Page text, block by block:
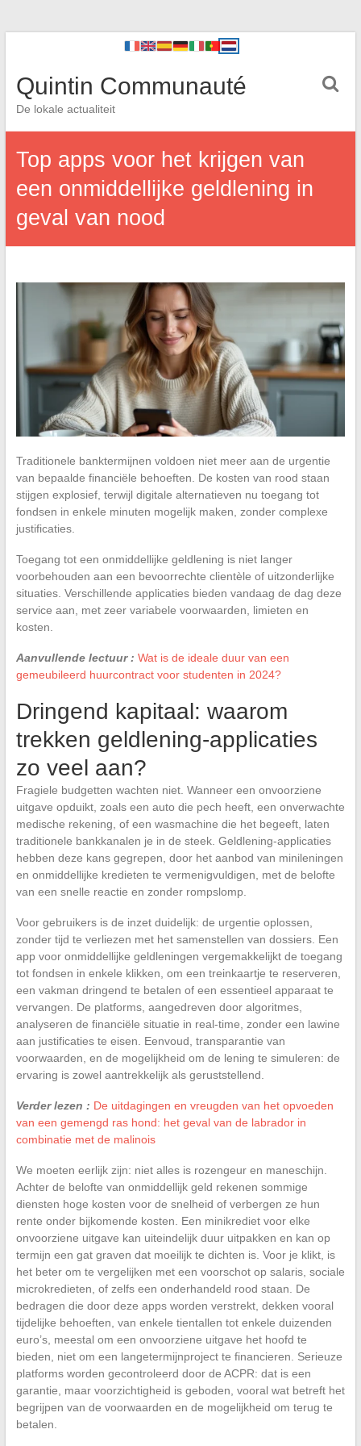
Quintin Communauté
De lokale actualiteit
Top apps voor het krijgen van
een onmiddellijke geldlening in
geval van nood
Traditionele banktermijnen voldoen niet meer aan de urgentie
van bepaalde financiële behoeften. De kosten van rood staan
stijgen explosief, terwijl digitale alternatieven nu toegang tot
fondsen in enkele minuten mogelijk maken, zonder complexe
justificaties.
Toegang tot een onmiddellijke geldlening is niet langer
voorbehouden aan een bevoorrechte clientèle of uitzonderlijke
situaties. Verschillende applicaties bieden vandaag de dag deze
service aan, met zeer variabele voorwaarden, limieten en
kosten.
Aanvullende lectuur : Wat is de ideale duur van een
gemeubileerd huurcontract voor studenten in 2024?
Dringend kapitaal: waarom
trekken geldlening-applicaties
zo veel aan?
Fragiele budgetten wachten niet. Wanneer een onvoorziene
uitgave opduikt, zoals een auto die pech heeft, een onverwachte
medische rekening, of een wasmachine die het begeeft, laten
traditionele bankkanalen je in de steek. Geldlening-applicaties
hebben deze kans gegrepen, door het aanbod van minileningen
en onmiddellijke kredieten te vermenigvuldigen, met de belofte
van een snelle reactie en zonder rompslomp.
Voor gebruikers is de inzet duidelijk: de urgentie oplossen,
zonder tijd te verliezen met het samenstellen van dossiers. Een
app voor onmiddellijke geldleningen vergemakkelijkt de toegang
tot fondsen in enkele klikken, om een treinkaartje te reserveren,
een vakman dringend te betalen of een essentieel apparaat te
vervangen. De platforms, aangedreven door algoritmes,
analyseren de financiële situatie in real-time, zonder een lawine
aan justificaties te eisen. Eenvoud, transparantie van
voorwaarden, en de mogelijkheid om de lening te simuleren: de
ervaring is zowel aantrekkelijk als geruststellend.
Verder lezen : De uitdagingen en vreugden van het opvoeden
van een gemengd ras hond: het geval van de labrador in
combinatie met de malinois
We moeten eerlijk zijn: niet alles is rozengeur en maneschijn.
Achter de belofte van onmiddellijk geld rekenen sommige
diensten hoge kosten voor de snelheid of verbergen ze hun
rente onder bijkomende kosten. Een minikrediet voor elke
onvoorziene uitgave kan uiteindelijk duur uitpakken en kan op
termijn een gat graven dat moeilijk te dichten is. Voor je klikt, is
het beter om te vergelijken met een voorschot op salaris, sociale
microkredieten, of zelfs een onderhandeld rood staan. De
bedragen die door deze apps worden verstrekt, dekken vooral
tijdelijke behoeften, van enkele tientallen tot enkele duizenden
euro’s, meestal om een onvoorziene uitgave het hoofd te
bieden, niet om een langetermijnproject te financieren. Serieuze
platforms worden gecontroleerd door de ACPR: dat is een
garantie, maar voorzichtigheid is geboden, vooral wat betreft het
begrijpen van de voorwaarden en de mogelijkheid om terug te
betalen.